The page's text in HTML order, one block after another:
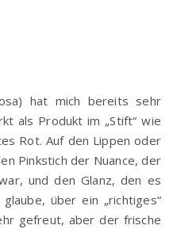
hat mich bereits sehr
als Produkt im „Stift“ wie
Rot. Auf den Lippen oder
Pinkstich der Nuance, der
und den Glanz, den es
über ein „richtiges“
gefreut, aber der frische